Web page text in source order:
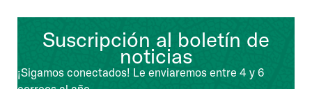
Suscripción al boletín de
noticias
¡Sigamos conectados! Le enviaremos entre 4 y 6